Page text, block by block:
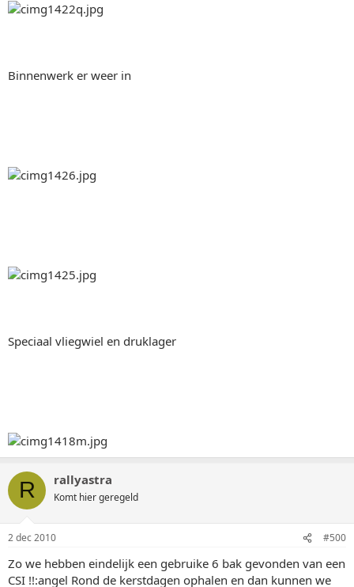
Binnenwerk er weer in
Speciaal vliegwiel en druklager
R rallyastra
Komt hier geregeld
2 dec 2010 #500
Zo we hebben eindelijk een gebruike 6 bak gevonden van een
CSI !!:angel Rond de kerstdagen ophalen en dan kunnen we